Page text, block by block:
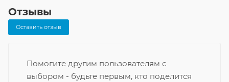
Отзывы
Оставить отзыв
Помогите другим пользователям с
выбором - будьте первым, кто поделится